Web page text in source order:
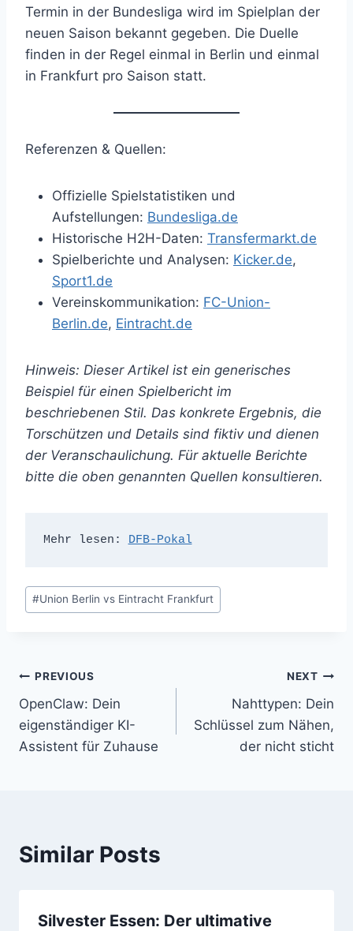
Termin in der Bundesliga wird im Spielplan der
neuen Saison bekannt gegeben. Die Duelle
finden in der Regel einmal in Berlin und einmal
in Frankfurt pro Saison statt.
Referenzen & Quellen:
Offizielle Spielstatistiken und
Aufstellungen: Bundesliga.de
Historische H2H-Daten: Transfermarkt.de
Spielberichte und Analysen: Kicker.de,
Sport1.de
Vereinskommunikation: FC-Union-
Berlin.de, Eintracht.de
Hinweis: Dieser Artikel ist ein generisches
Beispiel für einen Spielbericht im
beschriebenen Stil. Das konkrete Ergebnis, die
Torschützen und Details sind fiktiv und dienen
der Veranschaulichung. Für aktuelle Berichte
bitte die oben genannten Quellen konsultieren.
Mehr lesen: DFB-Pokal
Post
Tags:
#Union Berlin vs Eintracht Frankfurt
Post
navigation
PREVIOUS
OpenClaw: Dein
eigenständiger KI-
Assistent für Zuhause
NEXT
Nahttypen: Dein
Schlüssel zum Nähen,
der nicht sticht
Similar Posts
Silvester Essen: Der ultimative